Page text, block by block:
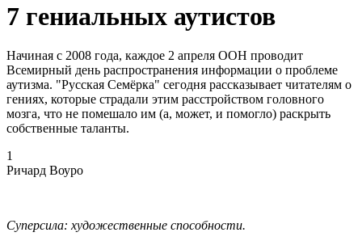
7 гениальных аутистов
Начиная с 2008 года, каждое 2 апреля ООН проводит
Всемирный день распространения информации о проблеме
аутизма. "Русская Семёрка" сегодня рассказывает читателям о
гениях, которые страдали этим расстройством головного
мозга, что не помешало им (а, может, и помогло) раскрыть
собственные таланты.
1
Ричард Воуро
Суперсила: художественные способности.